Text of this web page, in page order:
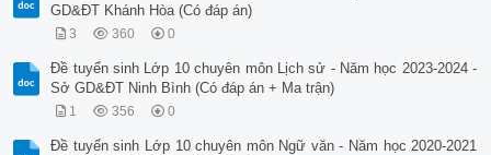
GD&ĐT Khánh Hòa (Có đáp án)
3 360 0
Đề tuyển sinh Lớp 10 chuyên môn Lịch sử - Năm học 2023-2024 -
Sở GD&ĐT Ninh Bình (Có đáp án + Ma trận)
1 356 0
Đề tuyển sinh Lớp 10 chuyên môn Ngữ văn - Năm học 2020-2021